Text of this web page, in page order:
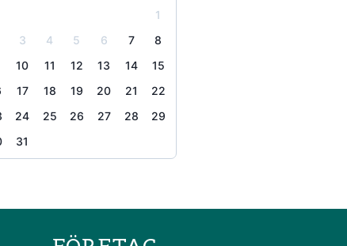
1
3 4 5 6 7
8
10 11 12 13 14
15
17 18 19 20 21
22
24 25 26 27 28
29
31
page